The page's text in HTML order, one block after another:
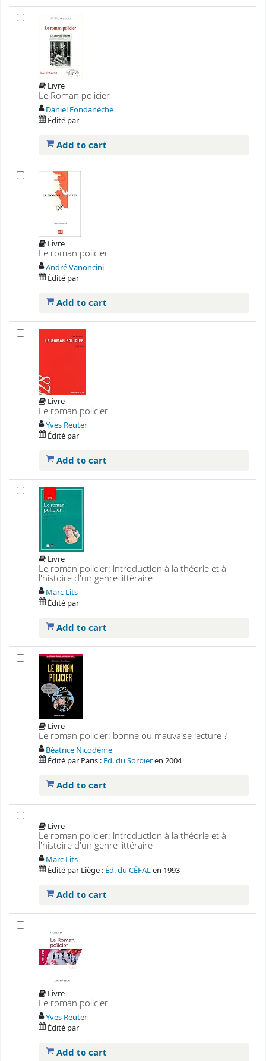
Livre
Le Roman policier
Daniel Fondanèche
Édité par
Add to cart
Livre
Le roman policier
André Vanoncini
Édité par
Add to cart
Livre
Le roman policier
Yves Reuter
Édité par
Add to cart
Livre
Le roman policier: introduction à la théorie et à
l'histoire d'un genre littéraire
Marc Lits
Édité par
Add to cart
Livre
Le roman policier: bonne ou mauvaise lecture ?
Béatrice Nicodème
Édité par Paris : Ed. du Sorbieren 2004
Add to cart
Livre
Le roman policier: introduction à la théorie et à
l'histoire d'un genre littéraire
Marc Lits
Édité par Liège : Éd. du CÉFALen 1993
Add to cart
Livre
Le roman policier
Yves Reuter
Édité par
Add to cart